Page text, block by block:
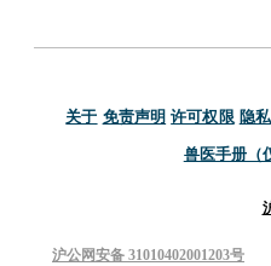
关于 免责声明 许可权限 隐私
兽医手册（
沪公网安备 31010402001203号